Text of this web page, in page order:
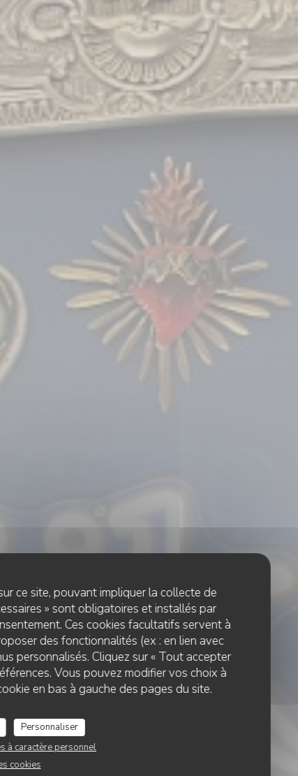
ce site, pouvant impliquer la collecte de
» sont obligatoires et installés par
Ces cookies facultatifs servent à
des fonctionnalités (ex : en lien avec
personnalisés. Cliquez sur « Tout accepter
Vous pouvez modifier vos choix à
en bas à gauche des pages du site.
Personnaliser
à caractère personnel
cookies
• PARIS
Terre